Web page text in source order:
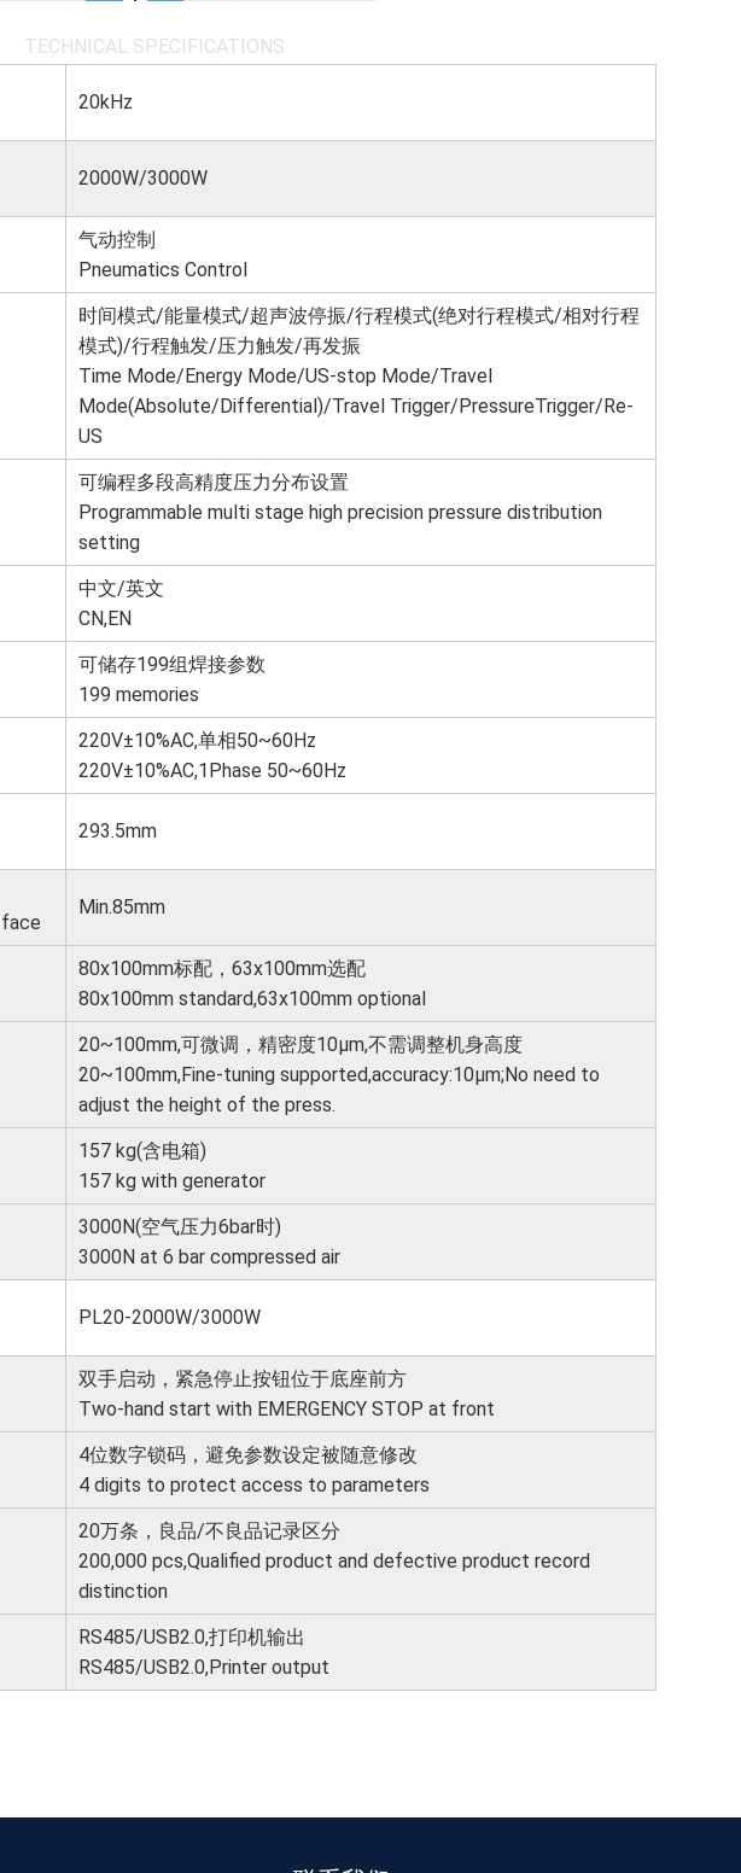
TECHNICAL SPECIFICATIONS
20kHz
2000W/3000W
气动控制
Pneumatics Control
时间模式/能量模式/超声波停振/行程模式(绝对行程模式/相对行程
模式)/行程触发/压力触发/再发振
Time Mode/Energy Mode/US-stop Mode/Travel
Mode(Absolute/Differential)/Travel Trigger/PressureTrigger/Re-
US
可编程多段高精度压力分布设置
Programmable multi stage high precision pressure distribution
setting
中文/英文
CN,EN
可储存199组焊接参数
199 memories
220V±10%AC,单相50~60Hz
220V±10%AC,1Phase 50~60Hz
293.5mm
Min.85mm
80x100mm标配，63x100mm选配
80x100mm standard,63x100mm optional
20~100mm,可微调，精密度10μm,不需调整机身高度
20~100mm,Fine-tuning supported,accuracy:10μm;No need to
adjust the height of the press.
157 kg(含电箱)
157 kg with generator
3000N(空气压力6bar时)
3000N at 6 bar compressed air
PL20-2000W/3000W
双手启动，紧急停止按钮位于底座前方
Two-hand start with EMERGENCY STOP at front
4位数字锁码，避免参数设定被随意修改
4 digits to protect access to parameters
20万条，良品/不良品记录区分
200,000 pcs,Qualified product and defective product record
distinction
RS485/USB2.0,打印机输出
RS485/USB2.0,Printer output